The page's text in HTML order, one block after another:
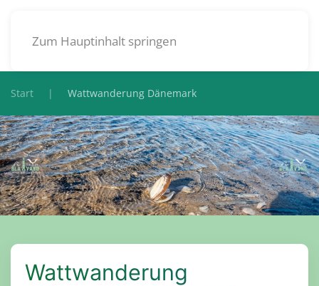
Zum Hauptinhalt springen
Start Wattwanderung Dänemark
Wattwanderung